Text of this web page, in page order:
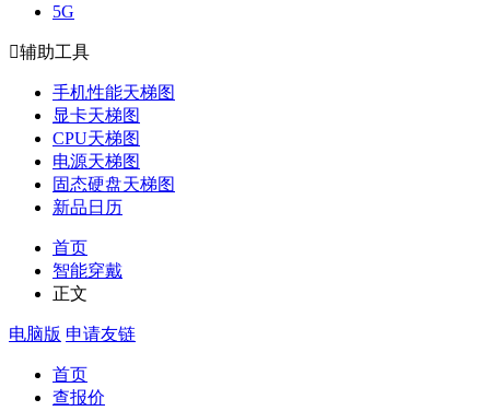
5G
辅助工具
手机性能天梯图
显卡天梯图
CPU天梯图
电源天梯图
固态硬盘天梯图
新品日历
首页
智能穿戴
正文
电脑版 申请友链
首页
查报价